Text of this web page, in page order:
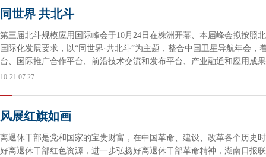
同世界 共北斗
第三届北斗规模应用国际峰会于10月24日在株洲开幕、本届峰会拟按照
国际化发展要求，以“同世界·共北斗”为主题，整合中国卫星导航年会，
台、国际推广合作平台、前沿技术交流和发布平台、产业融通和应用成
全和经济社会高质量发展。届时，将汇聚行业顶尖专家、企业家和创新
10-21 07:27
风展红旗如画
离退休干部是党和国家的宝贵财富，在中国革命、建设、改革各个历史
好离退休干部红色资源，进一步弘扬好离退休干部革命精神，湖南日报